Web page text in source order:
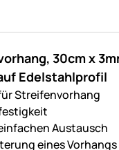
30cm x
Edelstahlprofil
Streifenvorhang
Austausch
eines Vorhangs